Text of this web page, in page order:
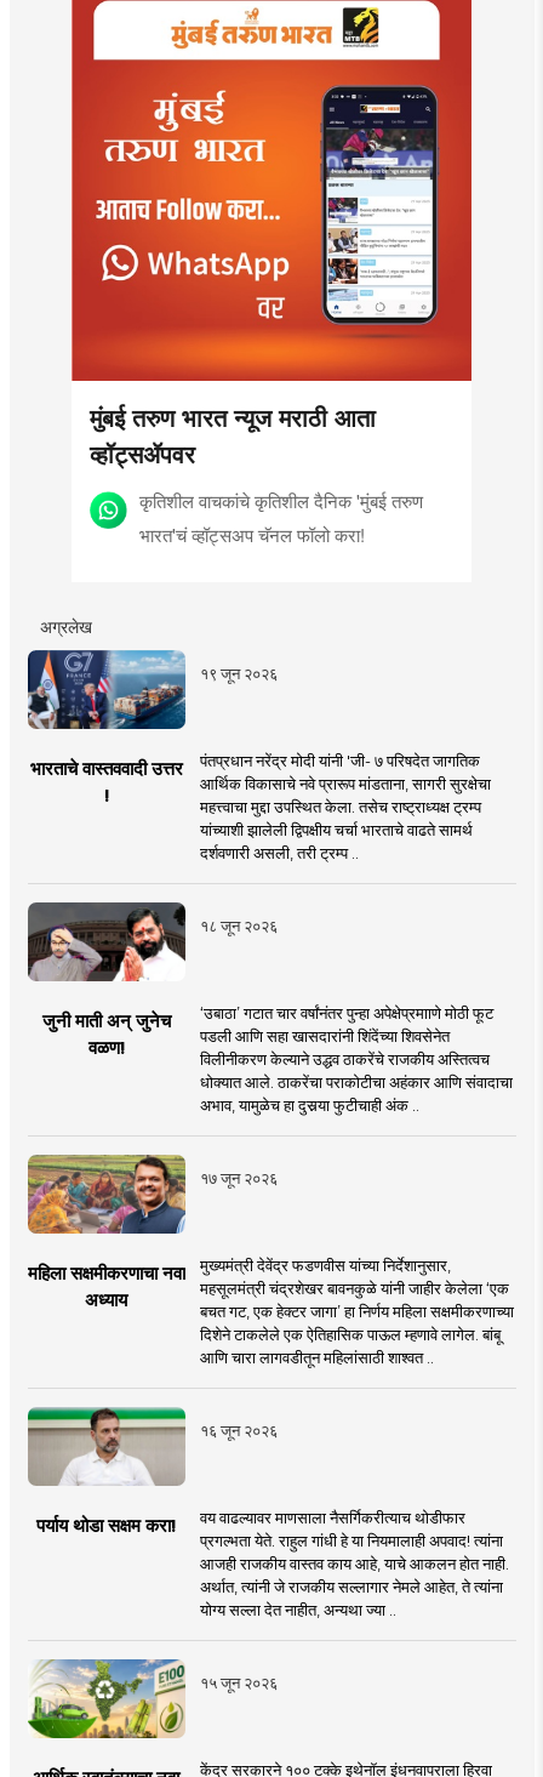
मुंबई तरुण भारत न्यूज मराठी आता
व्हॉट्सॲपवर
कृतिशील वाचकांचे कृतिशील दैनिक 'मुंबई तरुण
भारत'चं व्हॉट्सअप चॅनल फॉलो करा!
अग्रलेख
१९ जून २०२६
भारताचे वास्तववादी उत्तर
!
पंतप्रधान नरेंद्र मोदी यांनी 'जी- ७ परिषदेत जागतिक
आर्थिक विकासाचे नवे प्रारूप मांडताना, सागरी सुरक्षेचा
महत्त्वाचा मुद्दा उपस्थित केला. तसेच राष्ट्राध्यक्ष ट्रम्प
यांच्याशी झालेली द्विपक्षीय चर्चा भारताचे वाढते सामर्थ
दर्शवणारी असली, तरी ट्रम्प ..
१८ जून २०२६
जुनी माती अन् जुनेच
वळण!
‘उबाठा’ गटात चार वर्षांनंतर पुन्हा अपेक्षेप्रमााणे मोठी फूट
पडली आणि सहा खासदारांनी शिंदेंच्या शिवसेनेत
विलीनीकरण केल्याने उद्धव ठाकरेंचे राजकीय अस्तित्वच
धोक्यात आले. ठाकरेंचा पराकोटीचा अहंकार आणि संवादाचा
अभाव, यामुळेच हा दुसर्‍या फुटीचाही अंक ..
१७ जून २०२६
महिला सक्षमीकरणाचा नवा
अध्याय
मुख्यमंत्री देवेंद्र फडणवीस यांच्या निर्देशानुसार,
महसूलमंत्री चंद्रशेखर बावनकुळे यांनी जाहीर केलेला ‘एक
बचत गट, एक हेक्टर जागा’ हा निर्णय महिला सक्षमीकरणाच्या
दिशेने टाकलेले एक ऐतिहासिक पाऊल म्हणावे लागेल. बांबू
आणि चारा लागवडीतून महिलांसाठी शाश्वत ..
१६ जून २०२६
पर्याय थोडा सक्षम करा!
वय वाढल्यावर माणसाला नैसर्गिकरीत्याच थोडीफार
प्रगल्भता येते. राहुल गांधी हे या नियमालाही अपवाद! त्यांना
आजही राजकीय वास्तव काय आहे, याचे आकलन होत नाही.
अर्थात, त्यांनी जे राजकीय सल्लागार नेमले आहेत, ते त्यांना
योग्य सल्ला देत नाहीत, अन्यथा ज्या ..
१५ जून २०२६
केंद्र सरकारने १०० टक्के इथेनॉल इंधनवापराला हिरवा